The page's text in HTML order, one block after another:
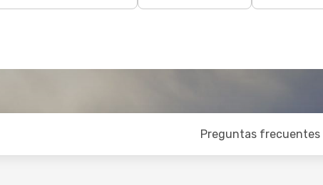
Preguntas frecuentes